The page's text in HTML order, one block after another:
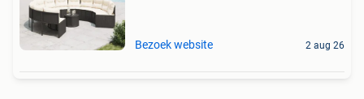
Bezoek website 2 aug 26